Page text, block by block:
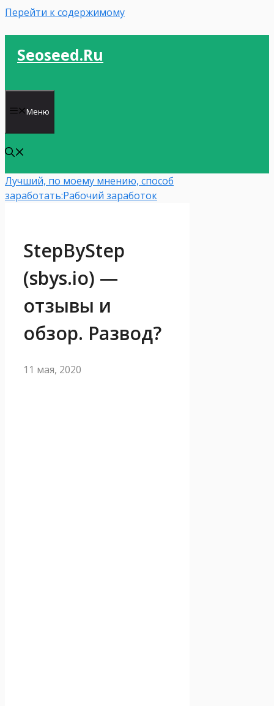
Перейти к содержимому
Seoseed.ru
Меню
Лучший, по моему мнению, способ
заработать:Рабочий заработок
StepByStep
(sbys.io) —
отзывы и
обзор. Развод?
11 мая, 2020